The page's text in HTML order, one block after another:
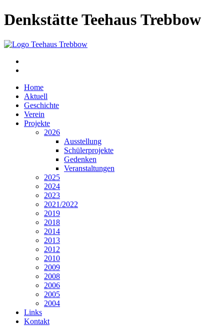
Denkstätte Teehaus Trebbow
Home
Aktuell
Geschichte
Verein
Projekte
2026
Ausstellung
Schülerprojekte
Gedenken
Veranstaltungen
2025
2024
2023
2021/2022
2019
2018
2014
2013
2012
2010
2009
2008
2006
2005
2004
Links
Kontakt